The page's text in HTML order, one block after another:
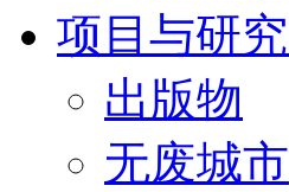
项目与研究
出版物
无废城市